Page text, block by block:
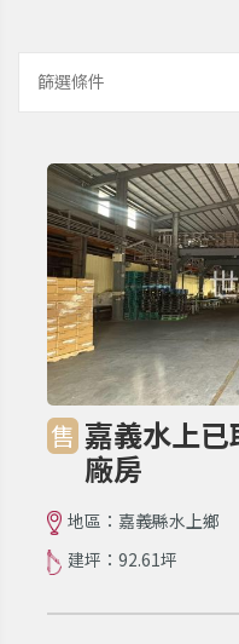
篩選條件
售 嘉義水上
廠房
地區：嘉義縣水上鄉
建坪：92.61坪